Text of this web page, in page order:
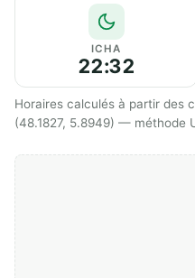
ICHA
22:32
Horaires calculés à partir des
(48.1827, 5.8949) — méthode